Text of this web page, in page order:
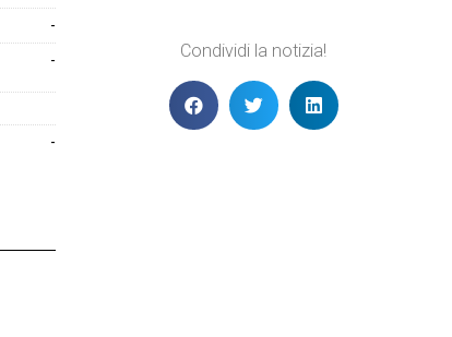
-
-
-
Condividi la notizia!